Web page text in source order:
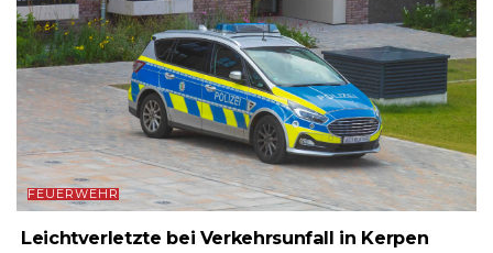
FEUERWEHR
Leichtverletzte bei Verkehrsunfall in Kerpen